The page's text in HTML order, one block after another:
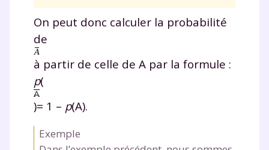
On peut donc calculer la probabilité
de
à partir de celle de A par la formule :
p(
)= 1 – p(A).
Exemple
données à caractère personnel soient traitées par SEJER, sous
la marque myMaxicours, afin que SEJER puisse vous donner
accès au service de soutien scolaire pendant 24h. Pour en
savoir plus sur la gestion de vos données personnelles et
pour exercer vos droits, vous pouvez consulter
charte.
communications de la part de
myMaxicours.
Votre adresse e-mail sera exclusivement utilisée pour